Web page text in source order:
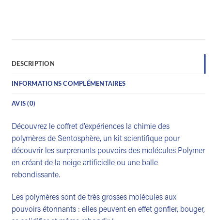
DESCRIPTION
INFORMATIONS COMPLÉMENTAIRES
AVIS (0)
Découvrez le coffret d’expériences la chimie des
polymères de Sentosphère, un kit scientifique pour
découvrir les surprenants pouvoirs des molécules Polymer
en créant de la neige artificielle ou une balle
rebondissante.
Les polymères sont de très grosses molécules aux
pouvoirs étonnants : elles peuvent en effet gonfler, bouger,